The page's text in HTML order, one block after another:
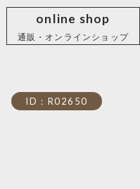
online shop
通販・オンラインショップ
ID：R02650